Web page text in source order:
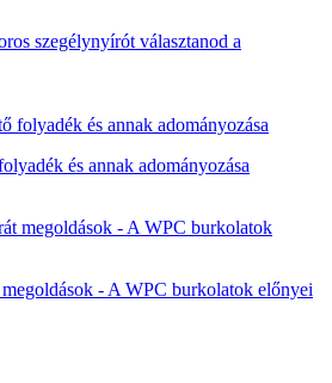
szegélynyírót választanod a
és annak adományozása
- A WPC burkolatok előnyei